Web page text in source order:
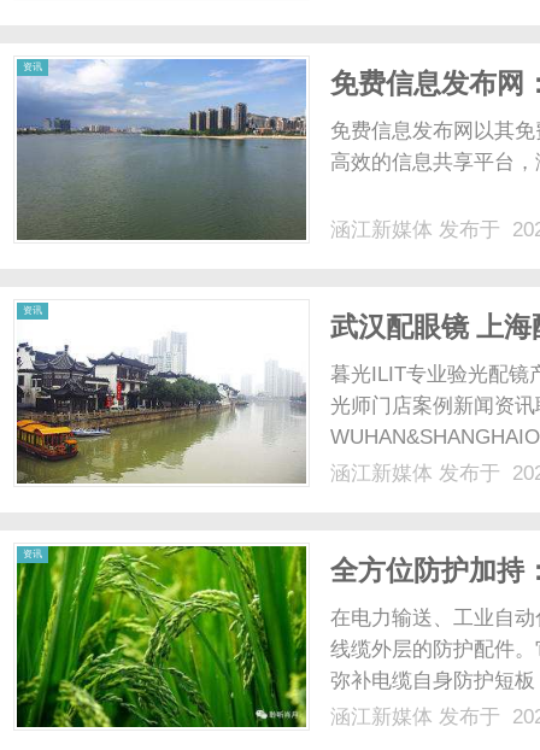
资讯
免费信息发布网
免费信息发布网以其
高效的信息共享平台
涵江新媒体 发布于
资讯
武汉配眼镜 上海
暮光ILIT专业验光配镜
光师门店案例新闻资
配镜的写字楼眼镜店
涵江新媒体 发布于
资讯
全方位防护加持
在电力输送、工业自
线缆外层的防护配件
弥补电缆自身防护短
效延长线缆使用寿命
涵江新媒体 发布于